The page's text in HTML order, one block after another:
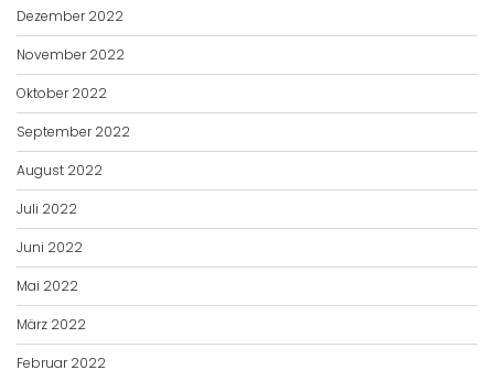
Dezember 2022
November 2022
Oktober 2022
September 2022
August 2022
Juli 2022
Juni 2022
Mai 2022
März 2022
Februar 2022